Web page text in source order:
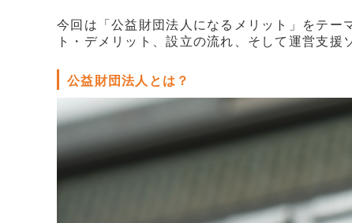
お問い合わせ
講師マイページ
今回は「公益財団法人になるメリット」をテー
ト・デメリット、設立の流れ、そして運営支援
公益財団法人とは？